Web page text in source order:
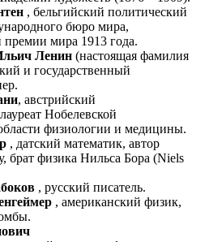
, бельгийский политический
бюро мира,
премии мира 1913 года.
Ленин (настоящая фамилия
и государственный
, австрийский
Нобелевской
физиологии и медицины.
, датский математик, автор
брат физика Нильса Бора (Niels
, русский писатель.
, американский физик,